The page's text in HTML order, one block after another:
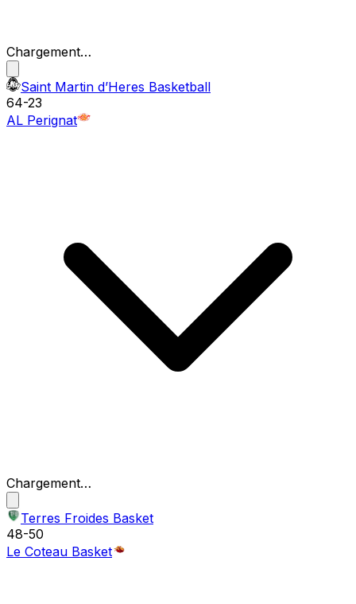
Chargement…
Saint Martin d’Heres Basketball
64-23
AL Perignat
Chargement…
Terres Froides Basket
48-50
Le Coteau Basket